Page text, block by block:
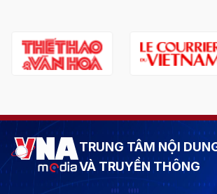
TRUNG TÂM NỘI
VÀ TRUYỀN THÔNG